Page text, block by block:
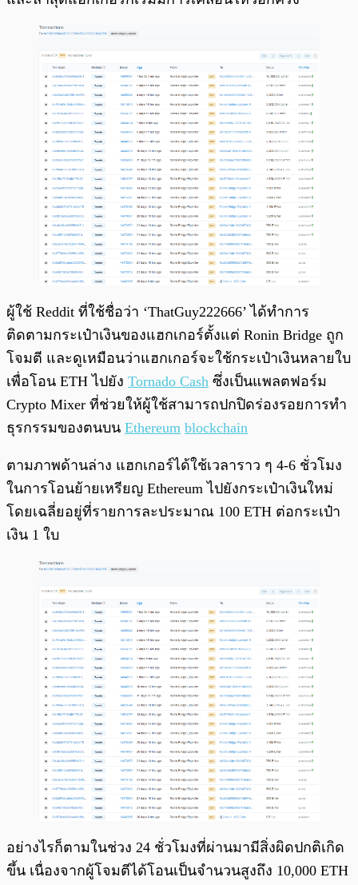
ผู้ใช้ Reddit ที่ใช้ชื่อว่า ‘ThatGuy222666’ ได้ทำการ
ติดตามกระเป๋าเงินของแฮกเกอร์ตั้งแต่ Ronin Bridge ถูก
โจมตี และดูเหมือนว่าแฮกเกอร์จะใช้กระเป๋าเงินหลายใบ
เพื่อโอน ETH ไปยัง Tornado Cash ซึ่งเป็นแพลตฟอร์ม
Crypto Mixer ที่ช่วยให้ผู้ใช้สามารถปกปิดร่องรอยการทำ
ธุรกรรมของตนบน Ethereum blockchain
ตามภาพด้านล่าง แฮกเกอร์ได้ใช้เวลาราว ๆ 4-6 ชั่วโมง
ในการโอนย้ายเหรียญ Ethereum ไปยังกระเป๋าเงินใหม่
โดยเฉลี่ยอยู่ที่รายการละประมาณ 100 ETH ต่อกระเป๋า
เงิน 1 ใบ
อย่างไรก็ตามในช่วง 24 ชั่วโมงที่ผ่านมามีสิ่งผิดปกติเกิด
ขึ้น เนื่องจากผู้โจมตีได้โอนเป็นจำนวนสูงถึง 10,000 ETH